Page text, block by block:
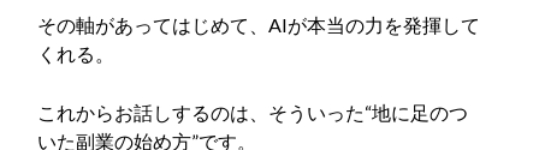
その軸があってはじめて、AIが本当の力を発揮して
くれる。
これからお話しするのは、そういった“地に足のつ
いた副業の始め方”です。